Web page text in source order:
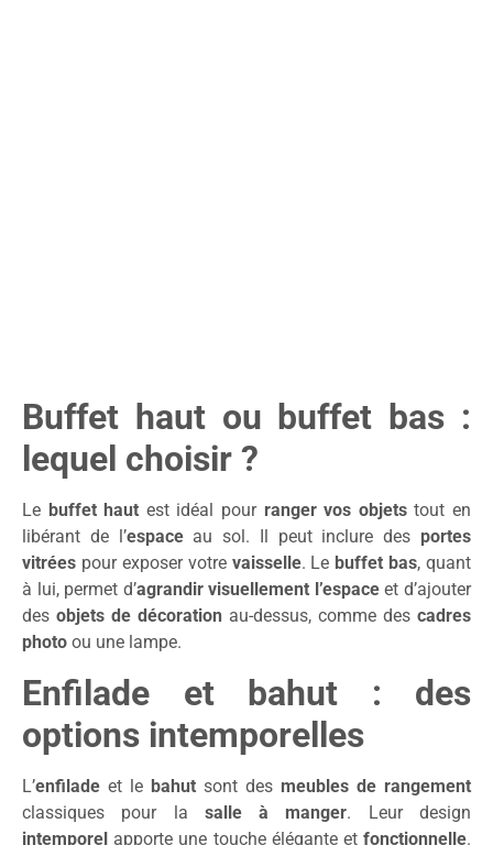
Buffet haut ou buffet bas :
lequel choisir ?
Le buffet haut est idéal pour ranger vos objetstout en
libérant de l’espaceau sol. Il peut inclure des portes
vitrées pour exposer votre vaisselle. Le buffet bas, quant
à lui, permet d’agrandir visuellement l’espaceet d’ajouter
des objets de décoration au-dessus, comme des cadres
photo ou une lampe.
Enfilade et bahut : des
options intemporelles
L’enfilade et le bahut sont des meubles de rangement
classiques pour la salle à manger. Leur design
intemporel apporte une touche élégante et fonctionnelle.